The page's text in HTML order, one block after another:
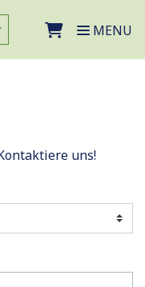
Website MENU
uns!